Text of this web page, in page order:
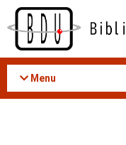
Acessar
conteúdo
Menu